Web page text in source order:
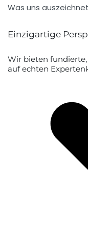
Was uns auszeichnet
Einzigartige
Wir bieten
auf echten